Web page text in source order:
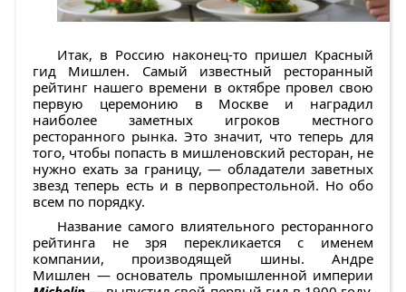
Итак, в Россию наконец-то пришел Красный
гид Мишлен. Самый известный ресторанный
рейтинг нашего времени в октябре провел свою
первую церемонию в Москве и наградил
наиболее заметных игроков местного
ресторанного рынка. Это значит, что теперь для
того, чтобы попасть в мишленовский ресторан, не
нужно ехать за границу, — обладатели заветных
звезд теперь есть и в первопрестольной. Но обо
всем по порядку.
Название самого влиятельного ресторанного
рейтинга не зря перекликается с именем
компании, производящей шины. Андре
Мишлен — основатель промышленной империи